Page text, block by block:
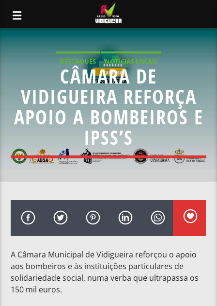
DESTAQUES NOTÍCIAS LOCAIS
CÂMARA DE
VIDIGUEIRA REFORÇA
APOIO A BOMBEIROS E
IPSS’S
A Câmara Municipal de Vidigueira reforçou o apoio
aos bombeiros e às instituições particulares de
solidariedade social, numa verba que ultrapassa os
150 mil euros.